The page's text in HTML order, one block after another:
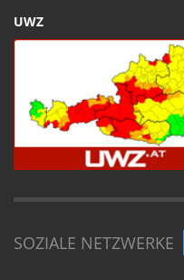
UWZ
SOZIALE NETZWERKE